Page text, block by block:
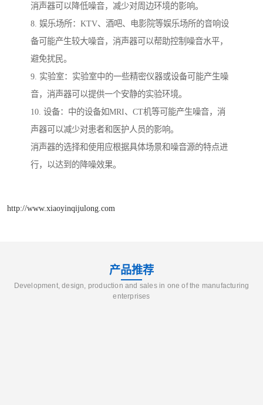
消声器可以降低噪音，减少对周边环境的影响。
8. 娱乐场所：KTV、酒吧、电影院等娱乐场所的音响设
备可能产生较大噪音，消声器可以帮助控制噪音水平，
避免扰民。
9. 实验室：实验室中的一些精密仪器或设备可能产生噪
音，消声器可以提供一个安静的实验环境。
10. 设备：中的设备如MRI、CT机等可能产生噪音，消
声器可以减少对患者和医护人员的影响。
消声器的选择和使用应根据具体场景和噪音源的特点进
行，以达到的降噪效果。
http://www.xiaoyinqijulong.com
产品推荐
Development, design, production and sales in one of the manufacturing
enterprises